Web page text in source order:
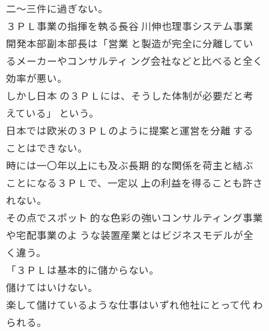
二〜三件に過ぎない。
３ＰＬ事業の指揮を執る長谷 川伸也理事システム事業
開発本部副本部長は「営業 と製造が完全に分離してい
るメーカーやコンサルティ ング会社などと比べると全く
効率が悪い。
しかし日本 の３ＰＬには、そうした体制が必要だと考
えている」 という。
日本では欧米の３ＰＬのように提案と運営を分離 する
ことはできない。
時には一〇年以上にも及ぶ長期 的な関係を荷主と結ぶ
ことになる３ＰＬで、一定以 上の利益を得ることも許さ
れない。
その点でスポット 的な色彩の強いコンサルティング事業
や宅配事業のよ うな装置産業とはビジネスモデルが全
く違う。
「３ＰＬは基本的に儲からない。
儲けてはいけない。
楽して儲けているような仕事はいずれ他社にとって代 わ
られる。